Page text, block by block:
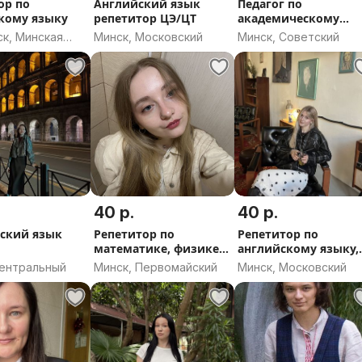
насколько интереснее и
отточенный навык, когда вы
иным типом мышления.
знания, но без
Zoom, но если хотите ещё где-
подходящий лично
50
по
языку
Минская
Английский язык
репетитор ЦЭ/ЦТ
Минск, Московский
Педагог по
академическому
вокалу,постановка
голоса
Минск, Советский
язык
40 р.
Репетитор по
математике, физике,
английскому языку
Минск, Первомайский
40 р.
Репетитор по
английскому языку,
ONLINE
Минск, Московский